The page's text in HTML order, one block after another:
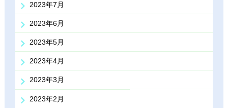
2023年7月
2023年6月
2023年5月
2023年4月
2023年3月
2023年2月